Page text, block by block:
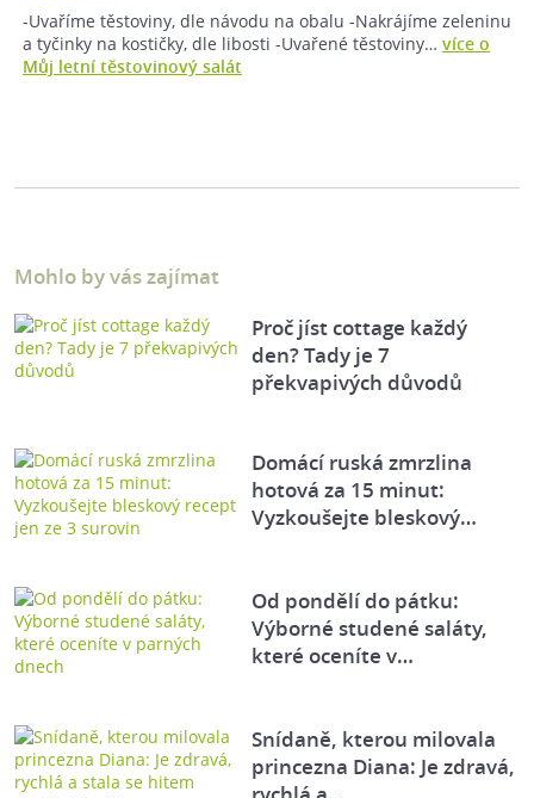
-Uvaříme těstoviny, dle návodu na obalu -Nakrájíme zeleninu
a tyčinky na kostičky, dle libosti -Uvařené těstoviny… více o
Můj letní těstovinový salát
Mohlo by vás zajímat
Proč jíst cottage každý
den? Tady je 7
překvapivých důvodů
Domácí ruská zmrzlina
hotová za 15 minut:
Vyzkoušejte bleskový…
Od pondělí do pátku:
Výborné studené saláty,
které oceníte v…
Snídaně, kterou milovala
princezna Diana: Je zdravá,